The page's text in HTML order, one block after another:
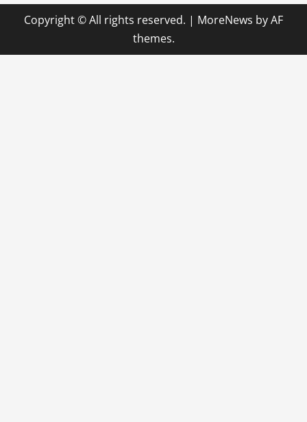
Copyright © All rights reserved. | MoreNews by AF
themes.